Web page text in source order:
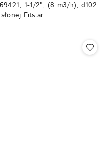
1-1/2", (8 m3/h), d102
Fitstar